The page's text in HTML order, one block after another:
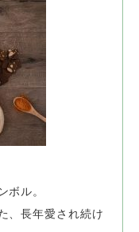
ボル。
、長年愛され続け